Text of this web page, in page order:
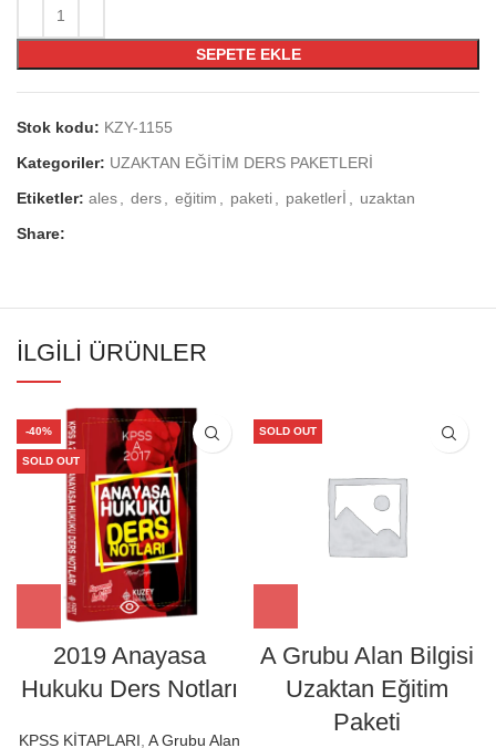
SEPETE EKLE
Stok kodu: KZY-1155
Kategoriler: UZAKTAN EĞİTİM DERS PAKETLERİ
Etiketler: ales ders eğitim paketi paketlerİ
uzaktan
Share:
İLGILI ÜRÜNLER
-40%
SOLD OUT
2019 Anayasa
Hukuku Ders Notları
KPSS KİTAPLARI A Grubu Alan
SOLD OUT
A Grubu Alan Bilgisi
Uzaktan Eğitim
Paketi